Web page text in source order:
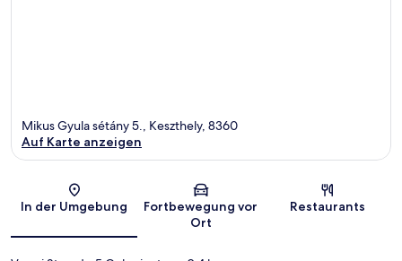
Karte
Mikus Gyula sétány 5., Keszthely, 8360
Auf Karte anzeigen
In der Umgebung
Fortbewegung vor
Ort
Restaurants